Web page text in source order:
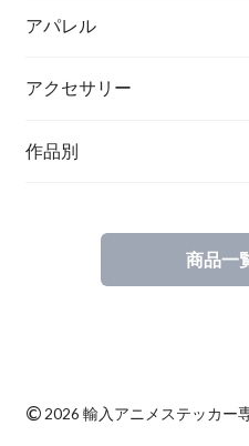
アパレル
アクセサリー
作品別
商品一
© 2026 輸入アニメステッカ